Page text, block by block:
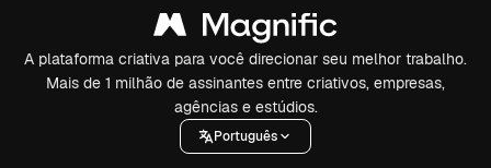
A plataforma criativa para você direcionar seu melhor trabalho.
Mais de 1 milhão de assinantes entre criativos, empresas,
agências e estúdios.
Português